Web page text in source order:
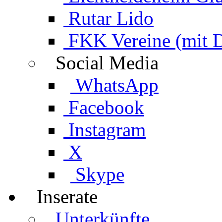
Rutar Lido
FKK Vereine (mit
Social Media
WhatsApp
Facebook
Instagram
X
Skype
Inserate